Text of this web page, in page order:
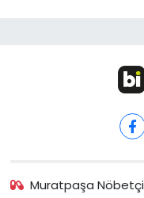
Muratpaşa Nöbetçi